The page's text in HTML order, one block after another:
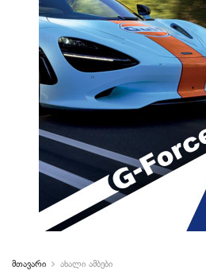
მთავარი ახალი ამბები